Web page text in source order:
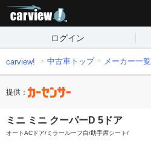
ログイン
carview! 中古車トップ メーカー一覧
提供：
ミニ ミニ クーパーD 5ドア
オートACドア/ミラールーフ白/助手席シート/